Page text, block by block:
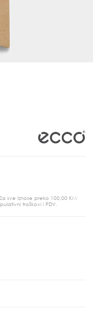
sve iznose preko 100,00 KM
troškovi i PDV.